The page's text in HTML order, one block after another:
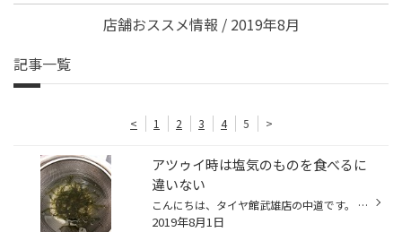
店舗おススメ情報 / 2019年8月
記事一覧
< 1 2 3 4 5 >
アツゥイ時は塩気のものを食べるに
違いない
こんにちは、タイヤ館武雄店の中道です。 毎日汗を大量にかいて仕事をしてます中道です。暑苦しいですがご了承下さいませ。 汗をかくと塩分が必要！ 実家からのお土産で 沖縄産の海ぶどうが届きました！ お水に浸すと生きてるかのようにうねうね動きます。 お味はあまり感じなかったですが磯っぽい...
2019年8月1日